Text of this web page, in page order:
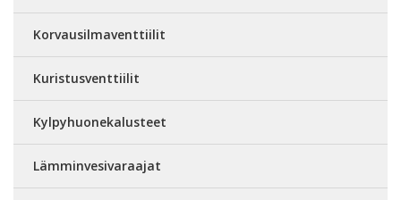
Korvausilmaventtiilit
Kuristusventtiilit
Kylpyhuonekalusteet
Lämminvesivaraajat